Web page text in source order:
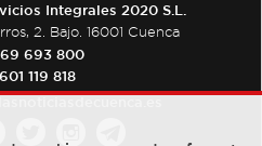
Integrales 2020 S.L.
2. Bajo. 16001 Cuenca
693 800
601 119 818